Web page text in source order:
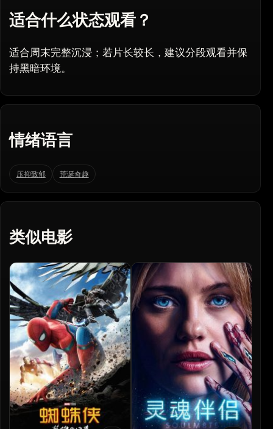
适合什么状态观看？
适合周末完整沉浸；若片长较长，建议分段观看并保
持黑暗环境。
情绪语言
压抑致郁 荒诞奇趣
类似电影